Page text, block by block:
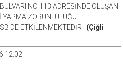
NO 113 ADRESİNDE OLUŞAN
ZORUNLULUĞU
DE ETKİLENMEKTEDİR . (Çiğli
12:02